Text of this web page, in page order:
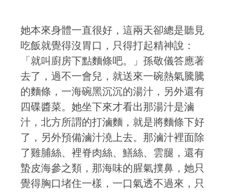
她本來身體一直很好，這兩天卻總是聽見
吃飯就覺得沒胃口，只得打起精神說：
「就叫廚房下點麵條吧。」孫敬儀答應著
去了，過不一會兒，就送來一碗熱氣騰騰
的麵條，一海碗黑沉沉的湯汁，另外還有
四碟醬菜。她坐下來才看出那湯汁是滷
汁，北方所謂的打滷麵，就是將麵條下好
了，另外預備滷汁澆上去。那滷汁裡面除
了雞脯絲、裡脊肉絲、鱔絲、雲腿，還有
蟄皮海參之類，那海味的腥氣撲鼻，她只
覺得胸口堵住一樣，一口氣透不過來，只